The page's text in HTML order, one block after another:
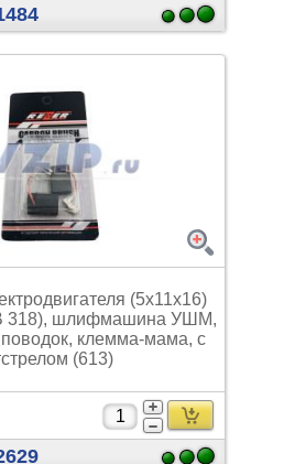
(5х11х16)
318), шлифмашина УШМ,
клемма-мама, с
(613)